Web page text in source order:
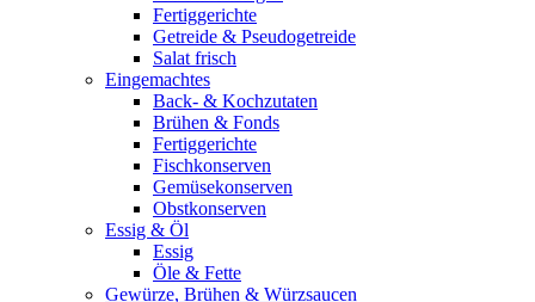
Fertiggerichte
Getreide & Pseudogetreide
Salat frisch
Eingemachtes
Back- & Kochzutaten
Brühen & Fonds
Fertiggerichte
Fischkonserven
Gemüsekonserven
Obstkonserven
Essig & Öl
Essig
Öle & Fette
Gewürze, Brühen & Würzsaucen